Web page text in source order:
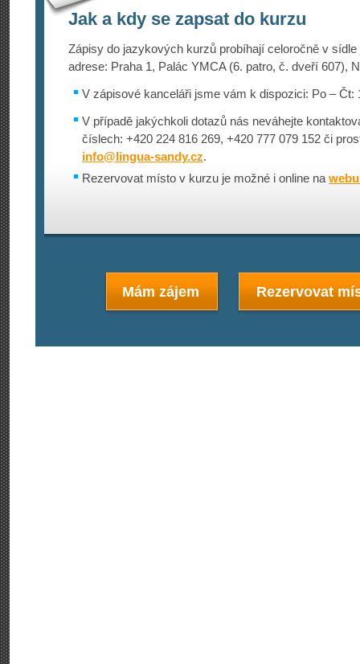
Jak a kdy se zapsat do kurzu
Zápisy do jazykových kurzů probíhají celoročně v
adrese: Praha 1, Palác YMCA (6. patro, č. dveří 607),
V zápisové kanceláři jsme vám k dispozici: Po – Čt:
V případě jakýchkoli dotazů nás neváhejte
číslech: +420 224 816 269, +420 777 079 152 či
info@lingua-sandy.cz.
Rezervovat místo v kurzu je možné i online na
Mám zájem Rezervovat